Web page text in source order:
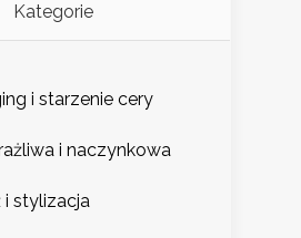
Kategorie
i starzenie cery
i naczynkowa
i stylizacja